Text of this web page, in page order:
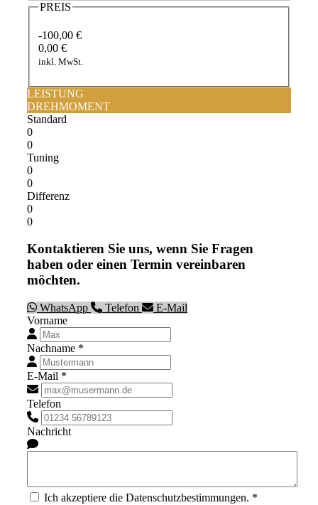
PREIS
-100,00 €
0,00 €
inkl. MwSt.
LEISTUNG
DREHMOMENT
Standard
0
0
Tuning
0
0
Differenz
0
0
Kontaktieren Sie uns, wenn Sie Fragen
haben oder einen Termin vereinbaren
möchten.
WhatsApp Telefon
E-Mail
Vorname
Nachname *
E-Mail *
Telefon
Nachricht
Ich akzeptiere die Datenschutzbestimmungen. *